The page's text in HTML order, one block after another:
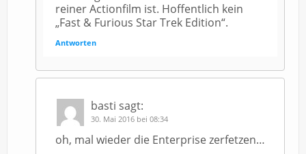
reiner Actionfilm ist. Hoffentlich kein
„Fast & Furious Star Trek Edition“.
Antworten
basti sagt:
30. Mai 2016 bei 08:34
oh, mal wieder die Enterprise zerfetzen…